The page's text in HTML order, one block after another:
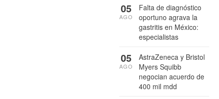
Falta de diagnóstico
oportuno agrava la
gastritis en México:
especialistas
05
AGO
AstraZeneca y Bristol
Myers Squibb
negocian acuerdo de
400 mil mdd
05
AGO